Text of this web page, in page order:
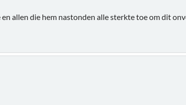
allen die hem nastonden alle sterkte toe om dit